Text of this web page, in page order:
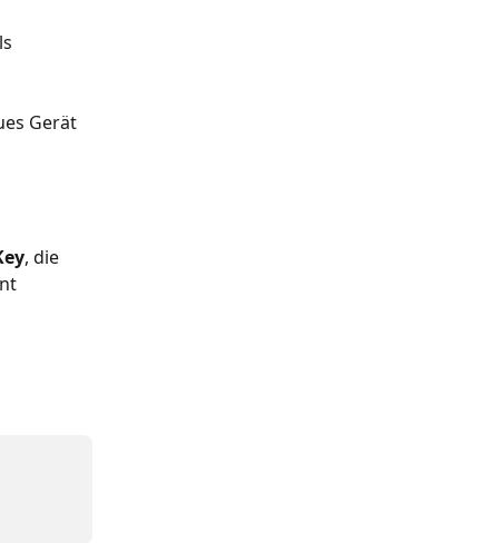
Gerät
, die